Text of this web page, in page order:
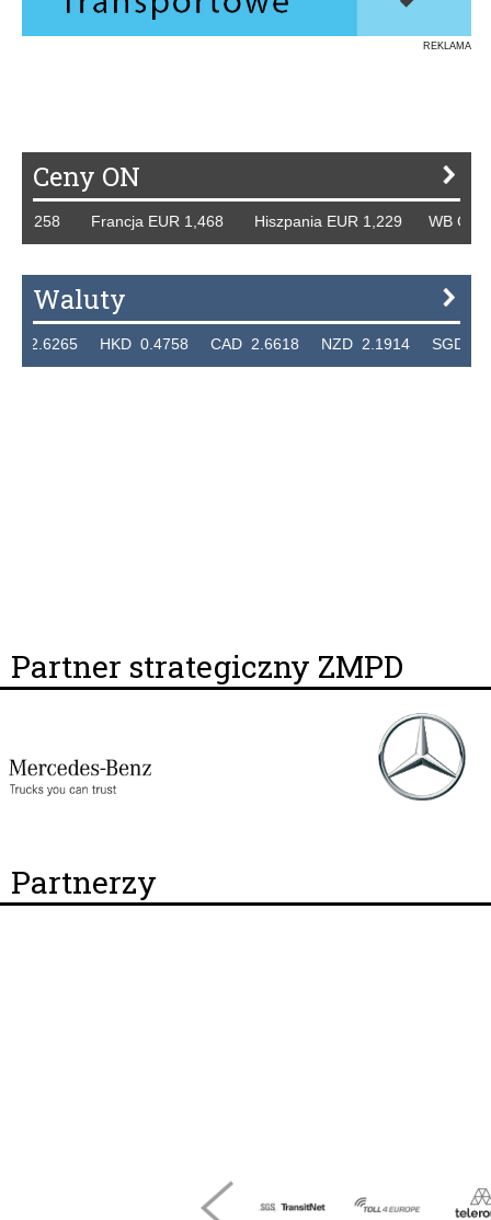
REKLAMA
Ceny ON
Francja EUR 1,468 Hiszpania EUR 1,229 WB GBP
Waluty
HKD 0.4758 CAD 2.6618 NZD 2.1914 SGD
Partner strategiczny ZMPD
Partnerzy